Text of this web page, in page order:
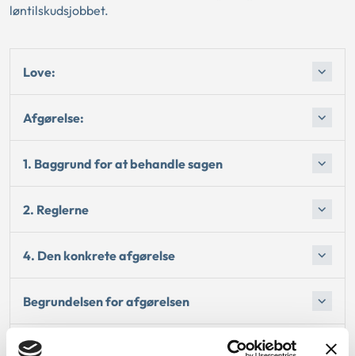
løntilskudsjobbet.
Love:
Afgørelse:
1. Baggrund for at behandle sagen
2. Reglerne
4. Den konkrete afgørelse
Begrundelsen for afgørelsen
Oplysninger i sagen